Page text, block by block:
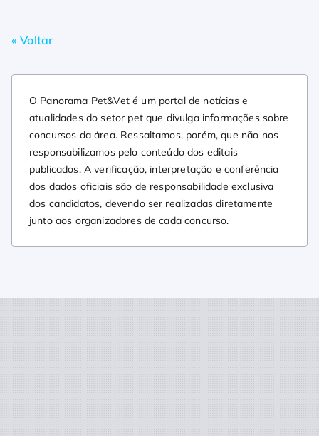
« Voltar
O Panorama Pet&Vet é um portal de notícias e
atualidades do setor pet que divulga informações sobre
concursos da área. Ressaltamos, porém, que não nos
responsabilizamos pelo conteúdo dos editais
publicados. A verificação, interpretação e conferência
dos dados oficiais são de responsabilidade exclusiva
dos candidatos, devendo ser realizadas diretamente
junto aos organizadores de cada concurso.